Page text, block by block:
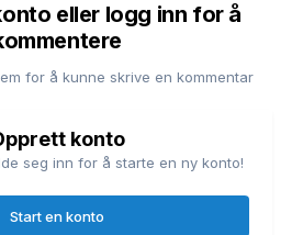
eller logg inn for å
for å kunne skrive en kommentar
konto
seg inn for å starte en ny konto!
Start en konto